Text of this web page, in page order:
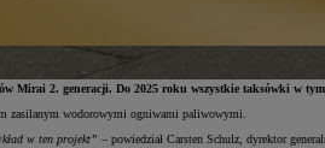
Mirai 2. generacji. Do 2025 roku wszystkie taksówki w tym
zasilanym wodorowymi ogniwami paliwowymi.
w ten projekt” – powiedział Carsten Schulz, dyrektor